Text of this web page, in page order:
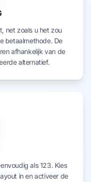
net zoals u het zou
betaalmethode. De
afhankelijk van de
alternatief.
als 123. Kies
in en activeer de